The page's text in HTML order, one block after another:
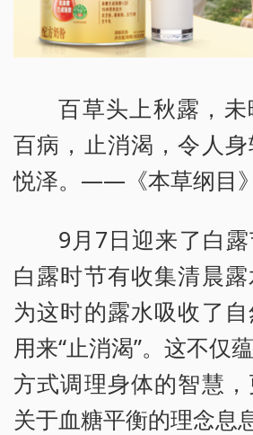
百草头上秋露，
百病，止消渴，令人
悦泽。——《本草纲目》
9月7日迎来了白
白露时节有收集清晨
为这时的露水吸收了
用来“止消渴”。这不仅
方式调理身体的智慧
关于血糖平衡的理念息